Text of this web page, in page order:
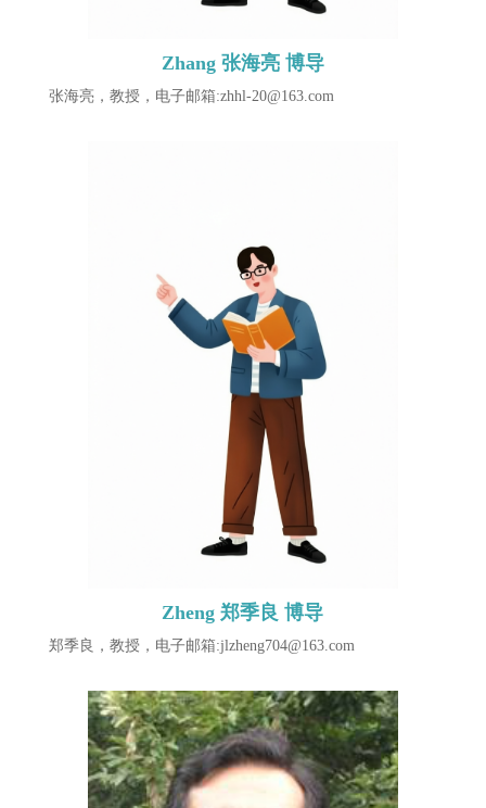
Zhang 张海亮 博导
张海亮，教授，电子邮箱:zhhl-20@163.com
Zheng 郑季良 博导
郑季良，教授，电子邮箱:jlzheng704@163.com